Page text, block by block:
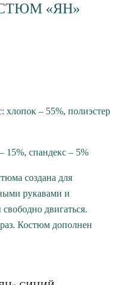
«ЯН»
– 55%, полиэстер
15%, спандекс – 5%
создана для
рукавами и
двигаться.
Костюм дополнен